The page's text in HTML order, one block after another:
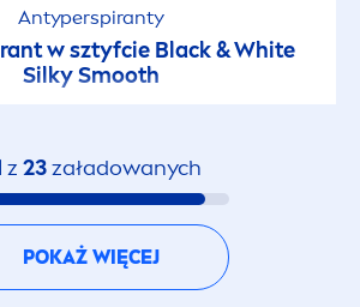
Antyperspiranty
w sztyfcie Black&White
Silky Smooth
z 23załadowanych
POKAŻ WIĘCEJ